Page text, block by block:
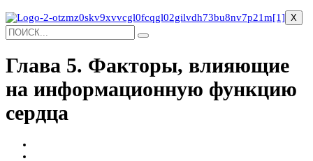
X
Глава 5. Факторы, влияющие
на информационную функцию
сердца